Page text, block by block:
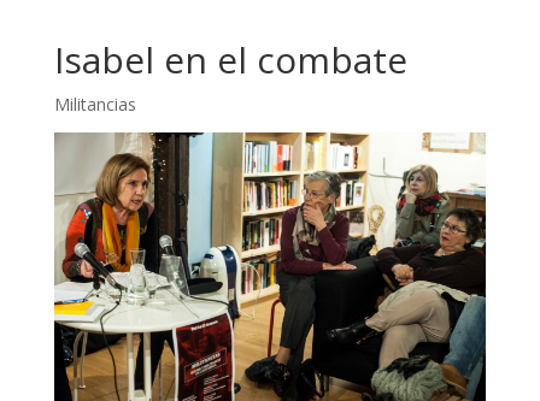
Isabel en el combate
Militancias